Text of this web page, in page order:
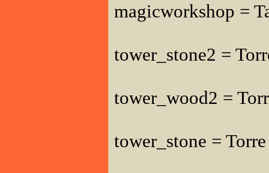
magicworkshop =
tower_stone2 =
tower_wood2 =
tower_stone =